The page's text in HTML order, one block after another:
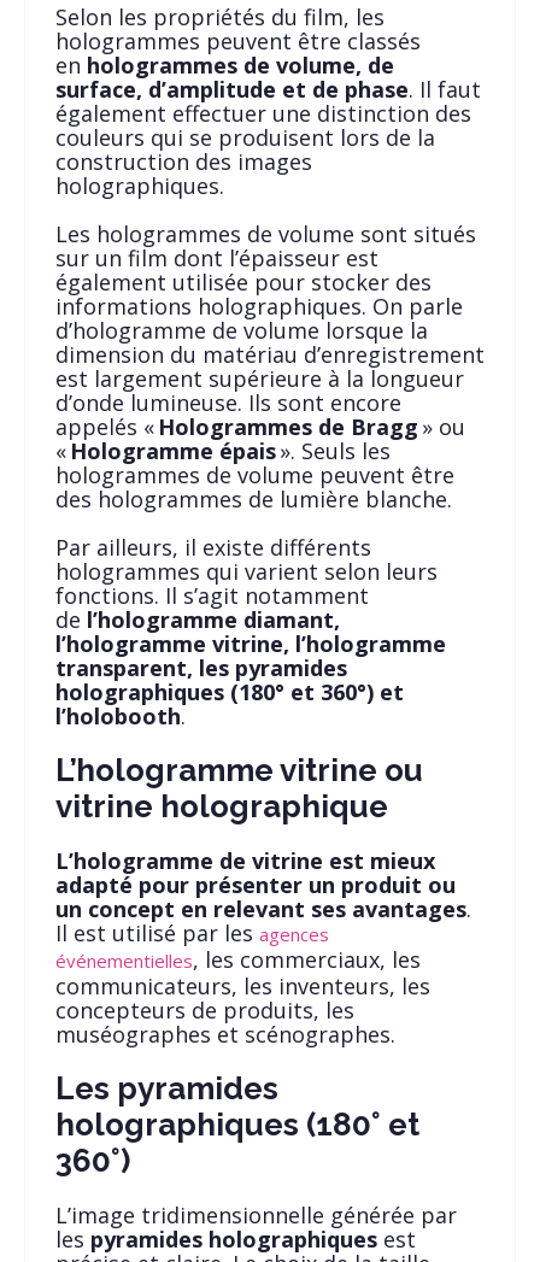
Selon les propriétés du film, les
hologrammes peuvent être classés
en hologrammes de volume, de
surface, d’amplitude et de phase. Il faut
également effectuer une distinction des
couleurs qui se produisent lors de la
construction des images
holographiques.
Les hologrammes de volume sont situés
sur un film dont l’épaisseur est
également utilisée pour stocker des
informations holographiques. On parle
d’hologramme de volume lorsque la
dimension du matériau d’enregistrement
est largement supérieure à la longueur
d’onde lumineuse. Ils sont encore
appelés « Hologrammes de Bragg » ou
« Hologramme épais». Seuls les
hologrammes de volume peuvent être
des hologrammes de lumière blanche.
Par ailleurs, il existe différents
hologrammes qui varient selon leurs
fonctions. Il s’agit notamment
de l’hologramme diamant,
l’hologramme vitrine, l’hologramme
transparent, les pyramides
holographiques (180° et 360°) et
l’holobooth.
L’hologramme vitrine ou
vitrine holographique
L’hologramme de vitrine est mieux
adapté pour présenter un produit ou
un concept en relevant ses avantages.
Il est utilisé par les agences
événementielles, les commerciaux, les
communicateurs, les inventeurs, les
concepteurs de produits, les
muséographes et scénographes.
Les pyramides
holographiques (180° et
360°)
L’image tridimensionnelle générée par
les pyramides holographiquesest